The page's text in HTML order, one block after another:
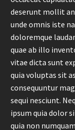
deserunt mollit
unde omnis iste
doloremque
quae ab illo
vitae dicta sunt
quia voluptas sit
consequuntur
sequi nesciunt.
ipsum quia dolor
quia non